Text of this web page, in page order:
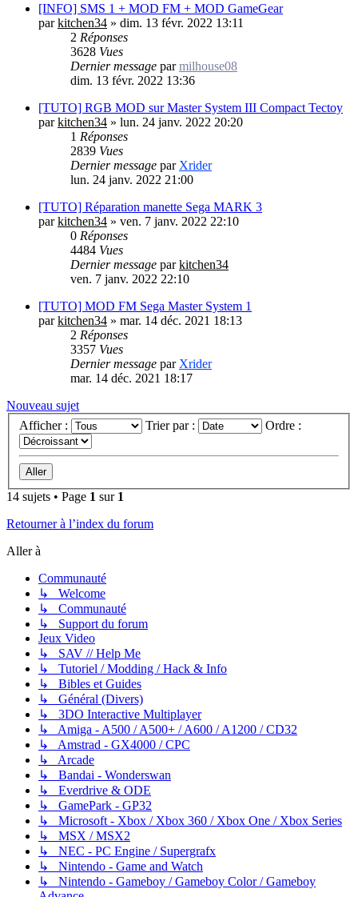
[INFO] SMS 1 + MOD FM + MOD GameGear
parkitchen34 » dim. 13 févr. 2022 13:11
2 Réponses
3628 Vues
Dernier message parmilhouse08
dim. 13 févr. 2022 13:36
[TUTO] RGB MOD sur Master System III Compact Tectoy
parkitchen34 » lun. 24 janv. 2022 20:20
1 Réponses
2839 Vues
Dernier message par Xrider
lun. 24 janv. 2022 21:00
[TUTO] Réparation manette Sega MARK 3
parkitchen34 » ven. 7 janv. 2022 22:10
0 Réponses
4484 Vues
Dernier message parkitchen34
ven. 7 janv. 2022 22:10
[TUTO] MOD FM Sega Master System 1
parkitchen34 » mar. 14 déc. 2021 18:13
2 Réponses
3357 Vues
Dernier message par Xrider
mar. 14 déc. 2021 18:17
Nouveau sujet
Afficher :
Trier par : Ordre :
14 sujets • Page 1 sur 1
Retourner à l’index du forum
Aller à
Communauté
↳ Welcome
↳ Communauté
↳ Support du forum
Jeux Video
↳ SAV // Help Me
↳ Tutoriel / Modding / Hack & Info
↳ Bibles et Guides
↳ Général (Divers)
↳ 3DO Interactive Multiplayer
↳ Amiga - A500 / A500+ / A600 / A1200 / CD32
↳ Amstrad - GX4000 / CPC
↳ Arcade
↳ Bandai - Wonderswan
↳ Everdrive & ODE
↳ GamePark - GP32
↳ Microsoft - Xbox / Xbox 360 / Xbox One / Xbox Series
↳ MSX / MSX2
↳ NEC - PC Engine / Supergrafx
↳ Nintendo - Game and Watch
↳ Nintendo - Gameboy / Gameboy Color / Gameboy